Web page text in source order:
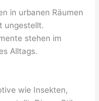
in urbanen Räumen
ungestellt.
stehen im
Alltags.
wie Insekten,